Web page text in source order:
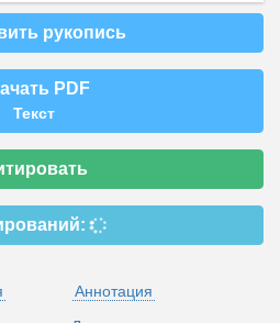
рукопись
PDF
Текст
Аннотация